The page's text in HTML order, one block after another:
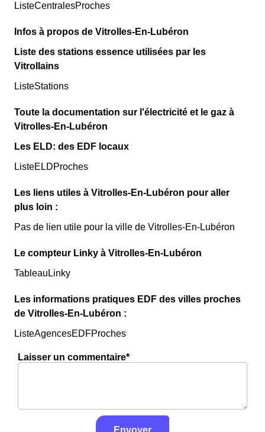
ListeCentralesProches
Infos à propos de Vitrolles-En-Lubéron
Liste des stations essence utilisées par les
Vitrollains
ListeStations
Toute la documentation sur l'électricité et le gaz à
Vitrolles-En-Lubéron
Les ELD: des EDF locaux
ListeELDProches
Les liens utiles à Vitrolles-En-Lubéron pour aller
plus loin :
Pas de lien utile pour la ville de Vitrolles-En-Lubéron
Le compteur Linky à Vitrolles-En-Lubéron
TableauLinky
Les informations pratiques EDF des villes proches
de Vitrolles-En-Lubéron :
ListeAgencesEDFProches
Laisser un commentaire*
Envoyer